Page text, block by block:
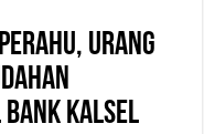
Urang
Bank Kalsel